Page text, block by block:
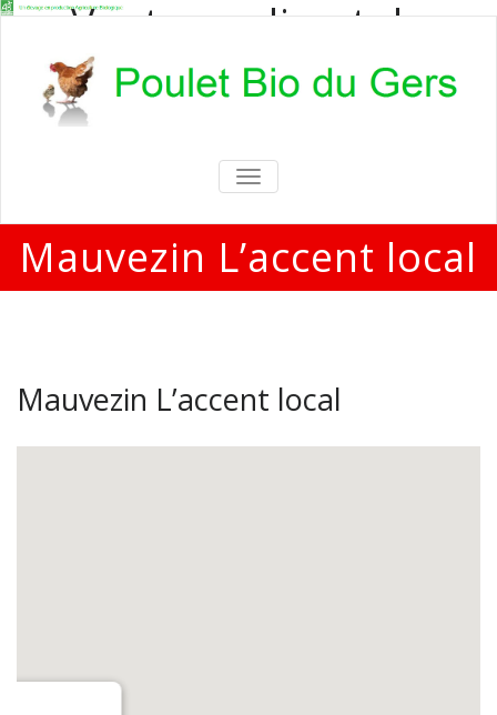
Vente en direct de
poulets bio
Vente en direct de poulets bio aux
particuliers et professionnels
TOGGLE
NAVIGATION
Mauvezin L’accent local
Mauvezin L’accent local